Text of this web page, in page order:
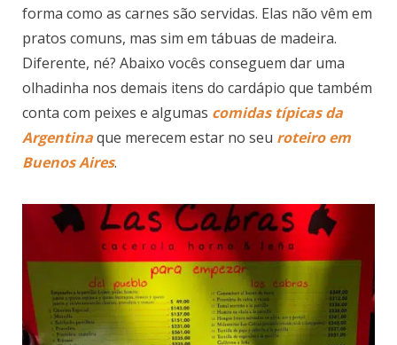
forma como as carnes são servidas. Elas não vêm em
pratos comuns, mas sim em tábuas de madeira.
Diferente, né? Abaixo vocês conseguem dar uma
olhadinha nos demais itens do cardápio que também
conta com peixes e algumas comidas típicas da
Argentinaque merecem estar no seu roteiro em
Buenos Aires.